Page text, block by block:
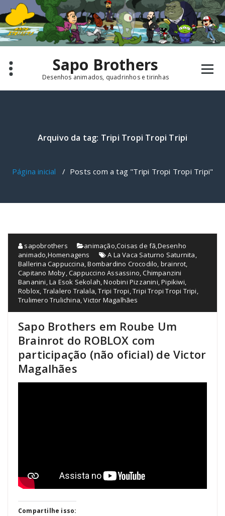
Pular
para
o
conteúdo
Sapo Brothers
Desenhos animados, quadrinhos e tirinhas
Arquivo da tag: Tripi Tropi Tropi Tripi
Página inicial / Posts com a tag "Tripi Tropi Tropi Tripi"
sapobrothers animação,Coisas de fã,Desenho
animado,Homenagens A La Vaca Saturno Saturnita,
Ballerina Cappuccina,Bombardino Crocodilo, brainrot,
Capitano Moby,Cappuccino Assassino,Chimpanzini
Bananini,La Esok Sekolah,Noobini Pizzanini,Pipikiwi,
Roblox, Tralalero Tralala,Tripi Tropi,Tripi Tropi Tropi Tripi,
Trulimero Trulichina,Victor Magalhães
Sapo Brothers em Roube Um
Brainrot do ROBLOX com
participação (não oficial) de Victor
Magalhães
Compartilhe isso: